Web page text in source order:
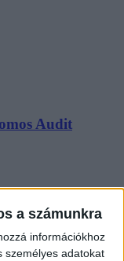
a számunkra
információkhoz
személyes adatokat
Audit